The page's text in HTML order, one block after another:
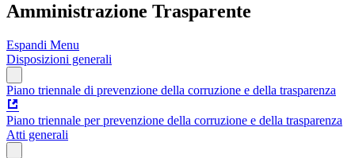
Amministrazione Trasparente
Espandi Menu
Disposizioni generali
Piano triennale di prevenzione della corruzione e della trasparenza
Piano triennale per prevenzione della corruzione e della trasparenza
Atti generali